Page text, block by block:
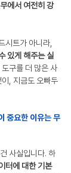
에서 여전히 강
시트가 아니라,
있게 해주는 실
구를 더 많은 사
, 지금도 오빠두
중요한 이유는 무
사실입니다. 하
터에 대한 기본